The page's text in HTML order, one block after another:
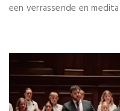
een verrassende en